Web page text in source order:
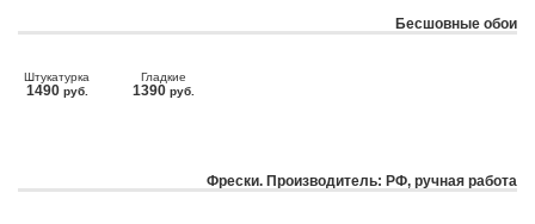
Бесшовные обои
Штукатурка
1490 руб.
Гладкие
1390 руб.
Фрески. Производитель: РФ, ручная работа